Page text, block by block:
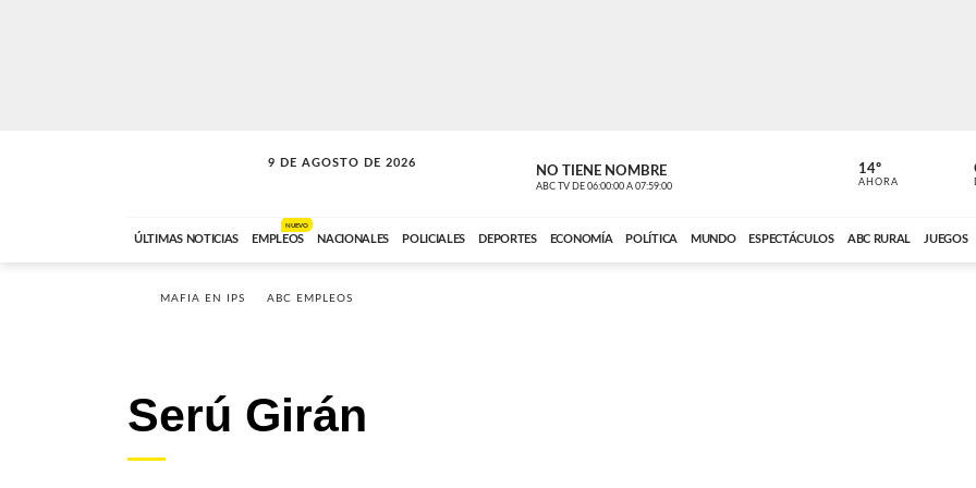
9 DE AGOSTO DE 2026
SOLO MÚSICA NO TIENE NOMBRE
ABC TV DE 06:00:00 A 07:59:00 ABC CARDINAL
14º
AHORA
ÚLTIMAS NOTICIAS EMPLEOS
NUEVO
NACIONALES POLICIALES DEPORTES ECONOMÍA POLÍTICA MUNDO ESPECTÁCULOS ABC RURAL JUEGOS
MAFIA EN IPS ABC EMPLEOS
Serú Girán